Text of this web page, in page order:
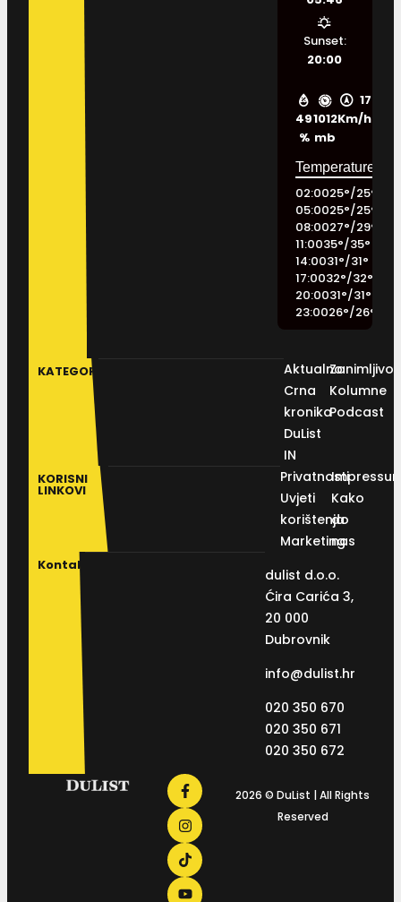
49
%
1012
mb
17
Km/h
Sunset:
20:00
02:0025°/25°
05:0025°/25°
08:0027°/29°
11:0035°/35°
14:0031°/31°
17:0032°/32°
20:0031°/31°
23:0026°/26°
KATEGORIJE
Aktualno
Crna
kronika
DuList
IN
Kolumne
Podcast
KORISNI
LINKOVI
Privatnosti
Uvjeti
korištenja
Marketing
Kako
do
nas
Kontakt
dulist d.o.o.
Ćira Carića 3,
20 000
Dubrovnik
info@dulist.hr
020 350 670
020 350 671
020 350 672
2026 © DuList | All Rights
Reserved